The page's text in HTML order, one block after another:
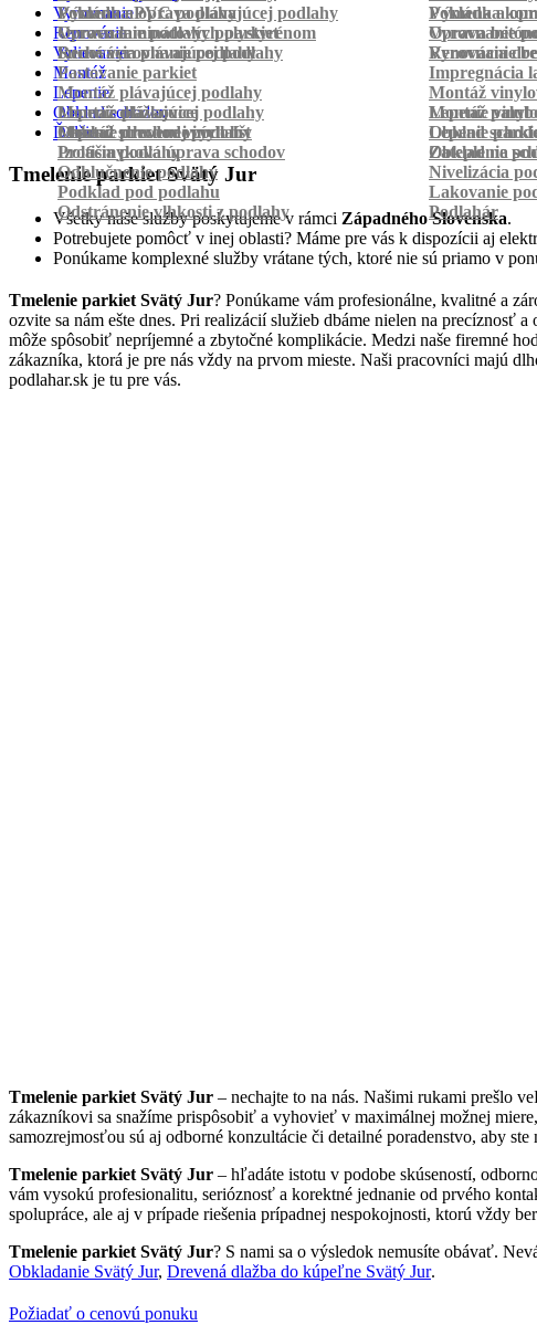
Pokládka PVC podlahy
Pokládka
Výmena a oprava plávajúcej podlahy
Výmena a
Oprava laminátových parkiet
Oprava
Vyrovnanie
Vyrovnanie podlahy polystyrénom
Vyrovnanie
Suché vyrovnanie podlahy
Vyrovnanie
Renovácia
Renovácia plávajúcej podlahy
Renovácia
Pastovanie parkiet
Impregnácia
Vylievanie
Montáž
Montáž plávajúcej podlahy
Montáž
Montáž dlážkovice
Montáž
Montáž prechodových líšt
Lepenie
Lepenie plávajúcej podlahy
Lepenie
Lepenie drevenej podlahy
Lepenie
Obklad schodov
Obklad schodov vinylom
Obklad
Protišmyková úprava schodov
Obklad na
Ďalšie
Izolácia podlahy
Zateplenie
Odhlučnenie podlahy
Nivelizácia
Podklad pod podlahu
Lakovanie
Odstránenie vlhkosti z podlahy
Podlahár
Tmelenie parkiet Svätý Jur
Všetky naše služby poskytujeme v rámci Západného Slovenska.
Potrebujete pomôcť v inej oblasti? Máme pre vás k dispozícii aj
Ponúkame komplexné služby vrátane tých, ktoré nie sú priamo v
Tmelenie parkiet Svätý Jur? Ponúkame vám profesionálne, kvalitné a
ozvite sa nám ešte dnes. Pri realizácií služieb dbáme nielen na precíznosť
môže spôsobiť nepríjemné a zbytočné komplikácie. Medzi naše firemné
zákazníka, ktorá je pre nás vždy na prvom mieste. Naši pracovníci majú
podlahar.sk je tu pre vás.
Tmelenie parkiet Svätý Jur – nechajte to na nás. Našimi rukami prešlo
zákazníkovi sa snažíme prispôsobiť a vyhovieť v maximálnej možnej
samozrejmosťou sú aj odborné konzultácie či detailné poradenstvo, aby
Tmelenie parkiet Svätý Jur – hľadáte istotu v podobe skúseností,
vám vysokú profesionalitu, serióznosť a korektné jednanie od prvého
spolupráce, ale aj v prípade riešenia prípadnej nespokojnosti, ktorú vždy
Tmelenie parkiet Svätý Jur? S nami sa o výsledok nemusíte obávať.
Obkladanie Svätý Jur, Drevená dlažba do kúpeľne Svätý Jur.
Požiadať o cenovú ponuku